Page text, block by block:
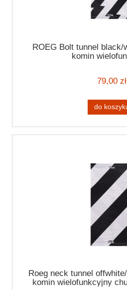
ROEG Bolt tunnel
komin
79,00 zł
do
Roeg neck tunnel
komin wielofunkcyjny